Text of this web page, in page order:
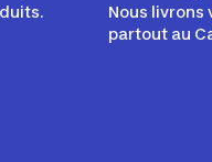
Nous livrons
partout au